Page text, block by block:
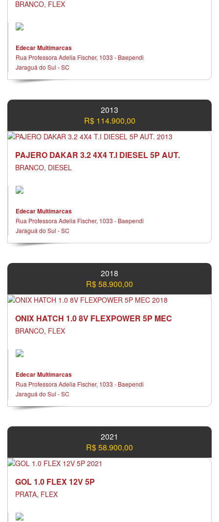
BRANCO, FLEX
Edecar Multimarcas
Rua Professora Adelia Fischer, 1033 - Baependi
Jaraguá do Sul - SC
2013
R$ 114.900,00
PAJERO DAKAR 3.2 4X4 T.I DIESEL 5P AUT.
BRANCO, DIESEL
Edecar Multimarcas
Rua Professora Adelia Fischer, 1033 - Baependi
Jaraguá do Sul - SC
2018
R$ 58.900,00
ONIX HATCH 1.0 8V FLEXPOWER 5P MEC
BRANCO, FLEX
Edecar Multimarcas
Rua Professora Adelia Fischer, 1033 - Baependi
Jaraguá do Sul - SC
2021
R$ 58.900,00
GOL 1.0 FLEX 12V 5P
PRATA, FLEX